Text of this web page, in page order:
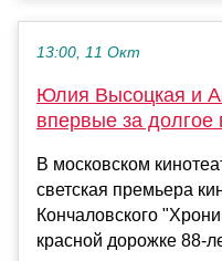
13:00, 11 Окт
Юлия Высоцкая и
впервые за
В московском
светская премьера
Кончаловского
красной дорожке 88-